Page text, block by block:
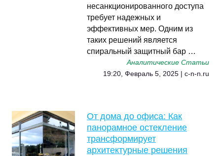
несанкционированного доступа
требует надежных и
эффективных мер. Одним из
таких решений является
спиральный защитный бар …
Аналитические Статьи
19:20, Февраль 5, 2025 | c-n-n.ru
От дома до офиса: Как
панорамное остекление
трансформирует
архитектурные решения